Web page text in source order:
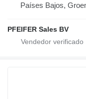
Países Bajos,
PFEIFER Sales BV